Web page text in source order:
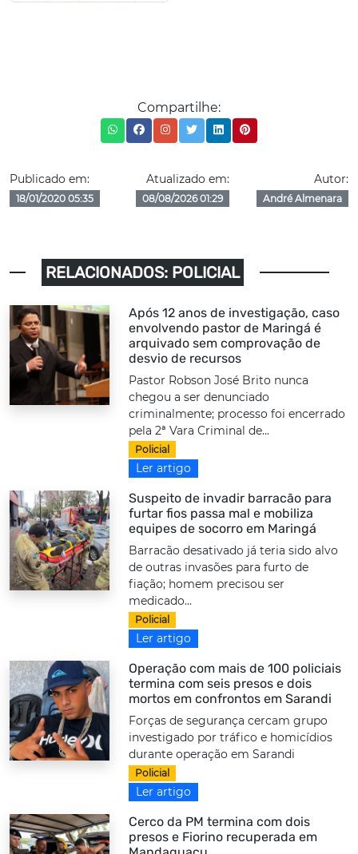
Compartilhe:
Publicado em:
18/01/2020 05:35
Atualizado em:
08/08/2026 01:29
Autor:
André Almenara
RELACIONADOS: POLICIAL
Após 12 anos de investigação, caso
envolvendo pastor de Maringá é
arquivado sem comprovação de
desvio de recursos
Pastor Robson José Brito nunca
chegou a ser denunciado
criminalmente; processo foi encerrado
pela 2ª Vara Criminal de...
Policial
Ler artigo
Suspeito de invadir barracão para
furtar fios passa mal e mobiliza
equipes de socorro em Maringá
Barracão desativado já teria sido alvo
de outras invasões para furto de
fiação; homem precisou ser
medicado...
Policial
Ler artigo
Operação com mais de 100 policiais
termina com seis presos e dois
mortos em confrontos em Sarandi
Forças de segurança cercam grupo
investigado por tráfico e homicídios
durante operação em Sarandi
Policial
Ler artigo
Cerco da PM termina com dois
presos e Fiorino recuperada em